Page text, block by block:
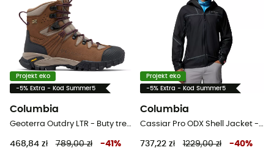
Projekt eko
-5% Extra - Kod Summer5
Columbia
Geoterra Outdry LTR - Buty trekkingowe wysokie damskie
468,84 zł 789,00 zł -41 %
Projekt eko
-5% Extra - Kod Summer5
Columbia
Cassiar Pro ODX Shell Jacket - Kurtka przeciwdeszczowa meska
737,22 zł 1229,00 zł -40%